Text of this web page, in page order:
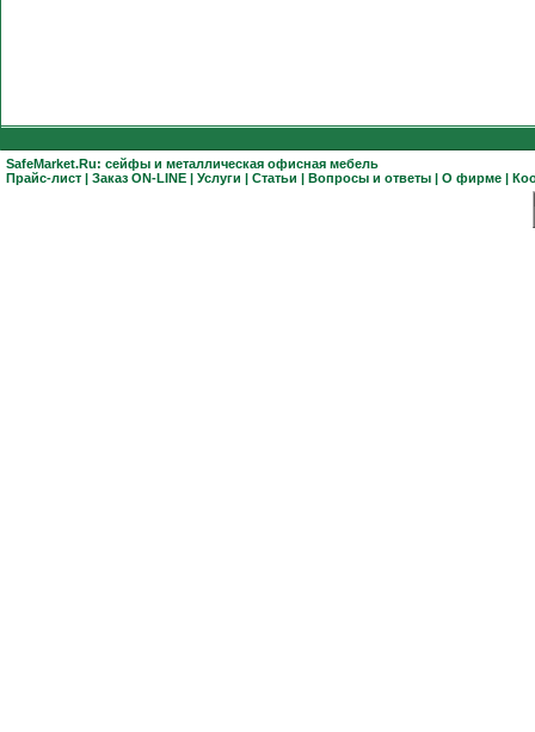
SafeMarket.Ru: сейфы и металлическая офисная мебель
Прайс-лист | Заказ ON-LINE | Услуги | Статьи | Вопросы и ответы | О фирме |